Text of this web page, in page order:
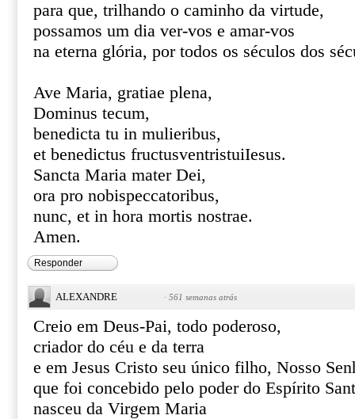
para que, trilhando o caminho da virtude,
possamos um dia ver-vos e amar-vos
na eterna glória, por todos os séculos dos
Ave Maria, gratiae plena,
Dominus tecum,
benedicta tu in mulieribus,
et benedictus fructusventristuiIesus.
Sancta Maria mater Dei,
ora pro nobispeccatoribus,
nunc, et in hora mortis nostrae.
Amen.
Responder
ALEXANDRE · 561 semanas atrás
Creio em Deus-Pai, todo poderoso,
criador do céu e da terra
e em Jesus Cristo seu único filho, Nosso
que foi concebido pelo poder do Espírito
nasceu da Virgem Maria